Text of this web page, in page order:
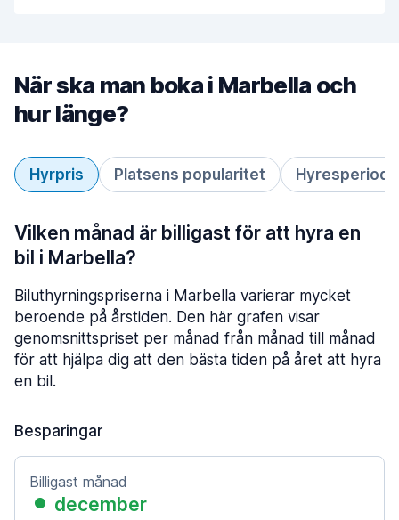
När ska man boka i Marbella och
hur länge?
Hyrpris Platsens popularitet Hyresperiod
Vilken månad är billigast för att hyra en
bil i Marbella?
Biluthyrningspriserna i Marbella varierar mycket
beroende på årstiden. Den här grafen visar
genomsnittspriset per månad från månad till månad
för att hjälpa dig att den bästa tiden på året att hyra
en bil.
Besparingar
Billigast månad
december